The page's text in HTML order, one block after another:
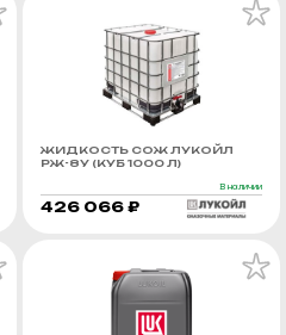
ЖИДКОСТЬ СОЖ ЛУКОЙЛ
РЖ-8У (КУБ 1000 Л)
В наличии
426 066 ₽